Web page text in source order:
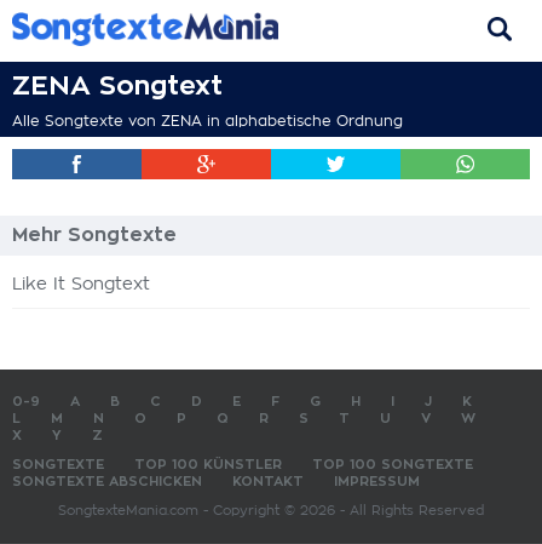
ZENA Songtext
Alle Songtexte von ZENA in alphabetische Ordnung
Mehr Songtexte
Like It Songtext
0-9 A B C D E F G H J
K
M N O P Q R S T U V
W
X
Y Z
SONGTEXTE TOP 100 KÜNSTLER
TOP 100 SONGTEXTE
SONGTEXTE ABSCHICKEN
KONTAKT IMPRESSUM
SongtexteMania.com - Copyright © 2026 - All Rights Reserved